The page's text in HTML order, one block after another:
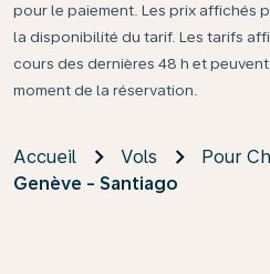
pour le paiement. Les prix affichés
la disponibilité du tarif. Les tarifs
cours des dernières 48 h et
moment de la réservation.
Accueil Vols
Pour
Genève - Santiago